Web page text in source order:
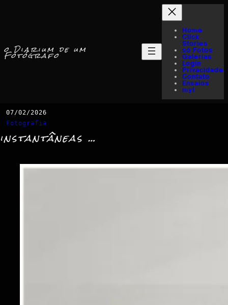
o Diarium de um
Fotógrafo
Home
Click
Stories
só Fotos
Galerias
Login
Privacidade
Contato
Ensaios
myI
07/02/2026
Fotografia
instantâneas …